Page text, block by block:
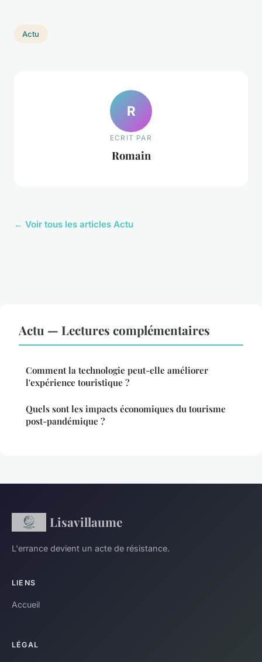
Actu
R
ECRIT PAR
Romain
← Voir tous les articles Actu
Actu — Lectures complémentaires
Comment la technologie peut-elle améliorer
l'expérience touristique ?
Quels sont les impacts économiques du tourisme
post-pandémique ?
Lisavillaume
L'errance devient un acte de résistance.
LIENS
Accueil
LÉGAL